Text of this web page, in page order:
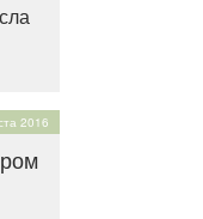
2016